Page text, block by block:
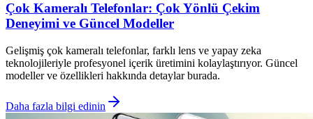
Çok Kameralı Telefonlar: Çok Yönlü Çekim
Deneyimi ve Güncel Modeller
Gelişmiş çok kameralı telefonlar, farklı lens ve yapay zeka
teknolojileriyle profesyonel içerik üretimini kolaylaştırıyor. Güncel
modeller ve özellikleri hakkında detaylar burada.
Daha fazla bilgi edinin